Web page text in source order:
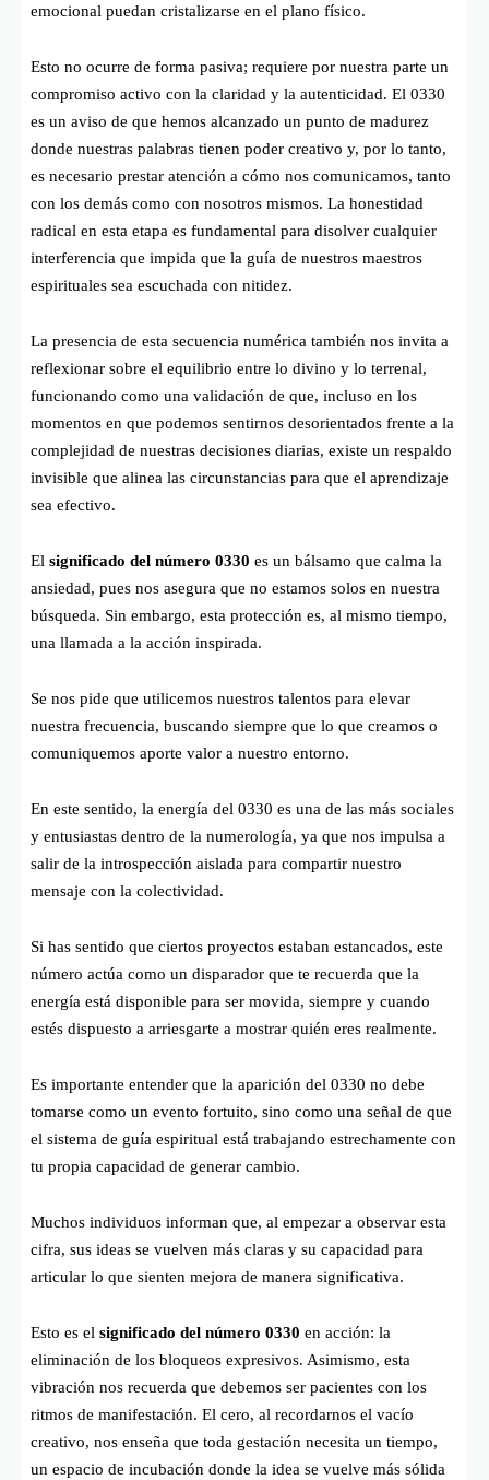
emocional puedan cristalizarse en el plano físico.
Esto no ocurre de forma pasiva; requiere por nuestra parte un
compromiso activo con la claridad y la autenticidad. El 0330
es un aviso de que hemos alcanzado un punto de madurez
donde nuestras palabras tienen poder creativo y, por lo tanto,
es necesario prestar atención a cómo nos comunicamos, tanto
con los demás como con nosotros mismos. La honestidad
radical en esta etapa es fundamental para disolver cualquier
interferencia que impida que la guía de nuestros maestros
espirituales sea escuchada con nitidez.
La presencia de esta secuencia numérica también nos invita a
reflexionar sobre el equilibrio entre lo divino y lo terrenal,
funcionando como una validación de que, incluso en los
momentos en que podemos sentirnos desorientados frente a la
complejidad de nuestras decisiones diarias, existe un respaldo
invisible que alinea las circunstancias para que el aprendizaje
sea efectivo.
El significado del número 0330 es un bálsamo que calma la
ansiedad, pues nos asegura que no estamos solos en nuestra
búsqueda. Sin embargo, esta protección es, al mismo tiempo,
una llamada a la acción inspirada.
Se nos pide que utilicemos nuestros talentos para elevar
nuestra frecuencia, buscando siempre que lo que creamos o
comuniquemos aporte valor a nuestro entorno.
En este sentido, la energía del 0330 es una de las más sociales
y entusiastas dentro de la numerología, ya que nos impulsa a
salir de la introspección aislada para compartir nuestro
mensaje con la colectividad.
Si has sentido que ciertos proyectos estaban estancados, este
número actúa como un disparador que te recuerda que la
energía está disponible para ser movida, siempre y cuando
estés dispuesto a arriesgarte a mostrar quién eres realmente.
Es importante entender que la aparición del 0330 no debe
tomarse como un evento fortuito, sino como una señal de que
el sistema de guía espiritual está trabajando estrechamente con
tu propia capacidad de generar cambio.
Muchos individuos informan que, al empezar a observar esta
cifra, sus ideas se vuelven más claras y su capacidad para
articular lo que sienten mejora de manera significativa.
Esto es el significado del número 0330 en acción: la
eliminación de los bloqueos expresivos. Asimismo, esta
vibración nos recuerda que debemos ser pacientes con los
ritmos de manifestación. El cero, al recordarnos el vacío
creativo, nos enseña que toda gestación necesita un tiempo,
un espacio de incubación donde la idea se vuelve más sólida